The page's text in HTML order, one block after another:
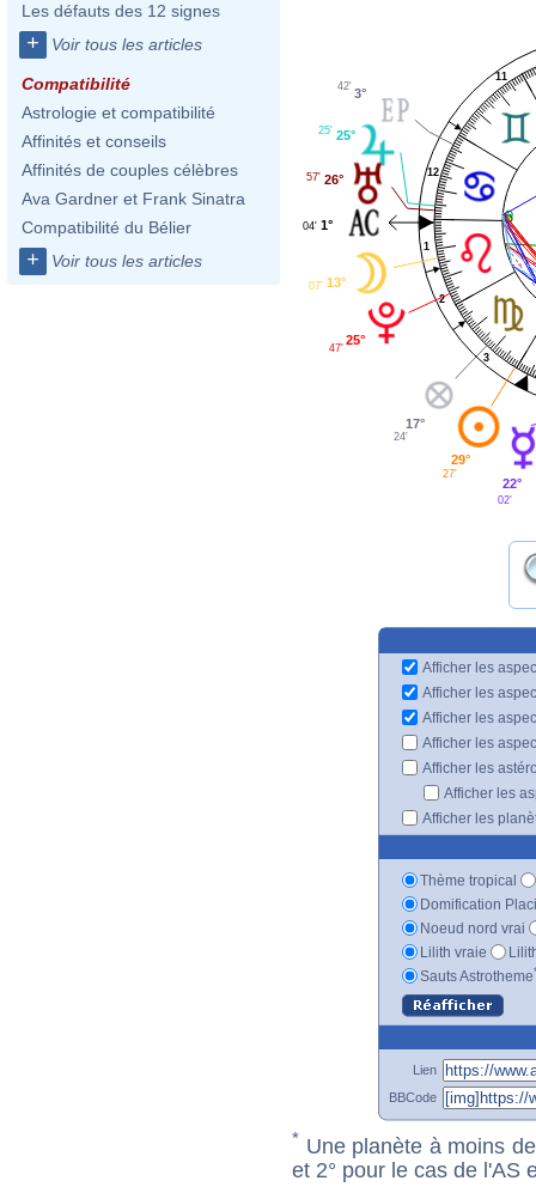
Les défauts des 12 signes
+ Voir tous les articles
Compatibilité
Astrologie et compatibilité
Affinités et conseils
Affinités de couples célèbres
Ava Gardner et Frank Sinatra
Compatibilité du Bélier
+ Voir tous les articles
1
2
3
11
12
3°
42'
25°
25'
26°
57'
1°
04'
13°
07'
25°
47'
17°
24'
29°
27'
22°
02'
Afficher les
Afficher les
Afficher les
Afficher les
Afficher les
Afficher les
Afficher les
Thème tropical
Domification
Noeud nord vrai
Lilith vraie
Sauts Astrotheme
Lien
BBCode
* Une planète à moins
et 2° pour le cas de l'AS